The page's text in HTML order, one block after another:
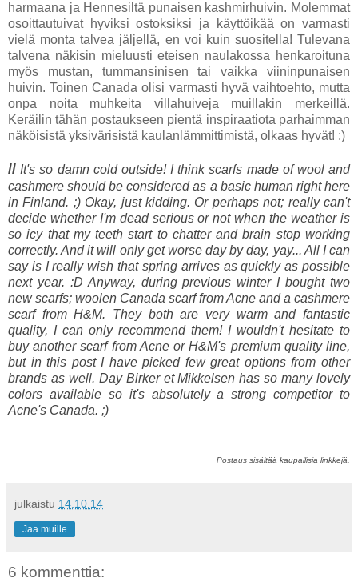
harmaana ja Hennesiltä punaisen kashmirhuivin. Molemmat
osoittautuivat hyviksi ostoksiksi ja käyttöikää on varmasti
vielä monta talvea jäljellä, en voi kuin suositella! Tulevana
talvena näkisin mieluusti eteisen naulakossa henkaroituna
myös mustan, tummansinisen tai vaikka viininpunaisen
huivin. Toinen Canada olisi varmasti hyvä vaihtoehto, mutta
onpa noita muhkeita villahuiveja muillakin merkeillä.
Keräilin tähän postaukseen pientä inspiraatiota parhaimman
näköisistä yksivärisistä kaulanlämmittimistä, olkaas hyvät! :)
// It's so damn cold outside! I think scarfs made of wool and
cashmere should be considered as a basic human right here
in Finland. ;) Okay, just kidding. Or perhaps not; really can't
decide whether I'm dead serious or not when the weather is
so icy that my teeth start to chatter and brain stop working
correctly. And it will only get worse day by day, yay... All I can
say is I really wish that spring arrives as quickly as possible
next year. :D Anyway, during previous winter I bought two
new scarfs; woolen Canada scarf from Acne and a cashmere
scarf from H&M. They both are very warm and fantastic
quality, I can only recommend them! I wouldn't hesitate to
buy another scarf from Acne or H&M's premium quality line,
but in this post I have picked few great options from other
brands as well. Day Birker et Mikkelsen has so many lovely
colors available so it's absolutely a strong competitor to
Acne's Canada. ;)
Postaus sisältää kaupallisia linkkejä.
julkaistu 14.10.14
Jaa muille
6 kommenttia: